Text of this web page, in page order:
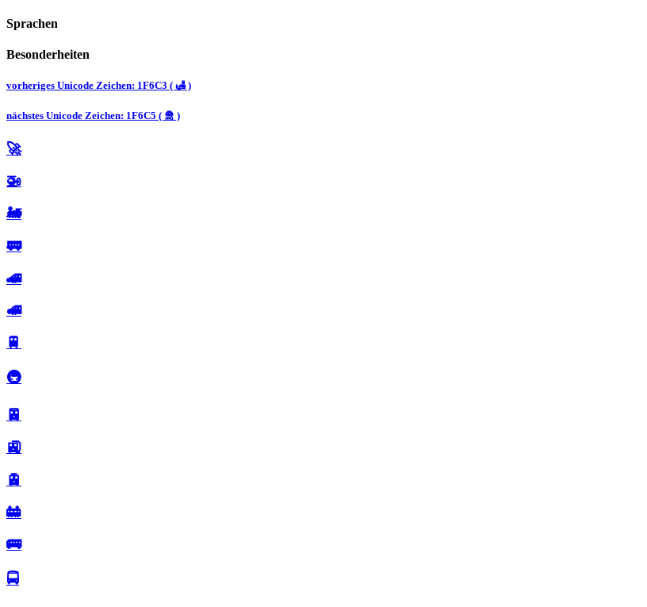
Sprachen
Besonderheiten
vorheriges Unicode Zeichen: 1F6C3 ( 🛃 )
nächstes Unicode Zeichen: 1F6C5 ( 🛅 )
🚀
🚁
🚂
🚃
🚄
🚅
🚆
🚇
🚈
🚉
🚊
🚋
🚌
🚍